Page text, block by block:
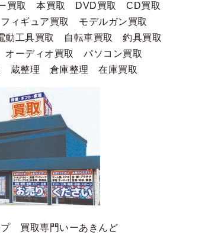
買取 本買取 DVD買取 CD買取
ィギュア買取 モデルガン買取
工具買取 自転車買取 釣具買取
ーディオ買取 パソコン買取
蔵整理 倉庫整理 在庫買取
プ 買取専門いーあきんど